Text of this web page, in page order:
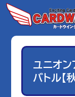
ユニオ
バトル【